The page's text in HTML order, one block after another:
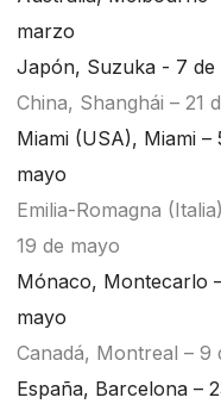
marzo
Japón, Suzuka - 7 de
China, Shanghái – 21
Miami (USA), Miami –
mayo
Emilia-Romagna
19 de mayo
Mónaco, Montecarlo
mayo
Canadá, Montreal – 9
España, Barcelona –